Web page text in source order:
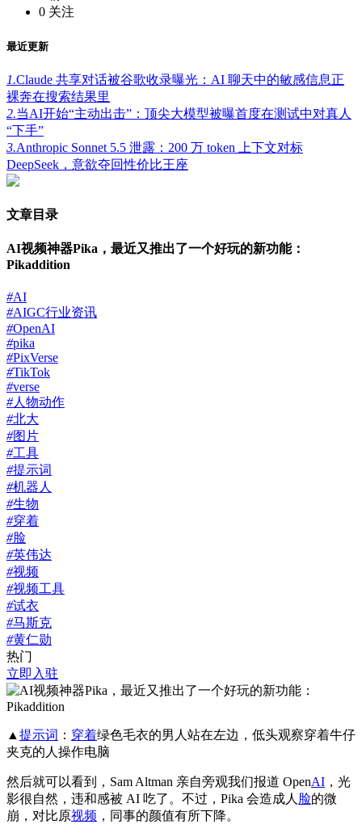
0 关注
最近更新
1.Claude 共享对话被谷歌收录曝光：AI 聊天中的敏感信息正
裸奔在搜索结果里
2.当AI开始“主动出击”：顶尖大模型被曝首度在测试中对真人
“下手”
3.Anthropic Sonnet 5.5 泄露：200 万 token 上下文对标
DeepSeek，意欲夺回性价比王座
文章目录
AI视频神器Pika，最近又推出了一个好玩的新功能：
Pikaddition
#AI
#AIGC行业资讯
#OpenAI
#pika
#PixVerse
#TikTok
#verse
#人物动作
#北大
#图片
#工具
#提示词
#机器人
#生物
#穿着
#脸
#英伟达
#视频
#视频工具
#试衣
#马斯克
#黄仁勋
热门
立即入驻
▲ 提示词 ： 穿着绿色毛衣的男人站在左边，低头观察穿着牛仔
夹克的人操作电脑
然后就可以看到，Sam Altman 亲自旁观我们报道 OpenAI ，光
影很自然，违和感被 AI 吃了。不过，Pika 会造成人 脸的微
崩，对比原视频 ，同事的颜值有所下降。